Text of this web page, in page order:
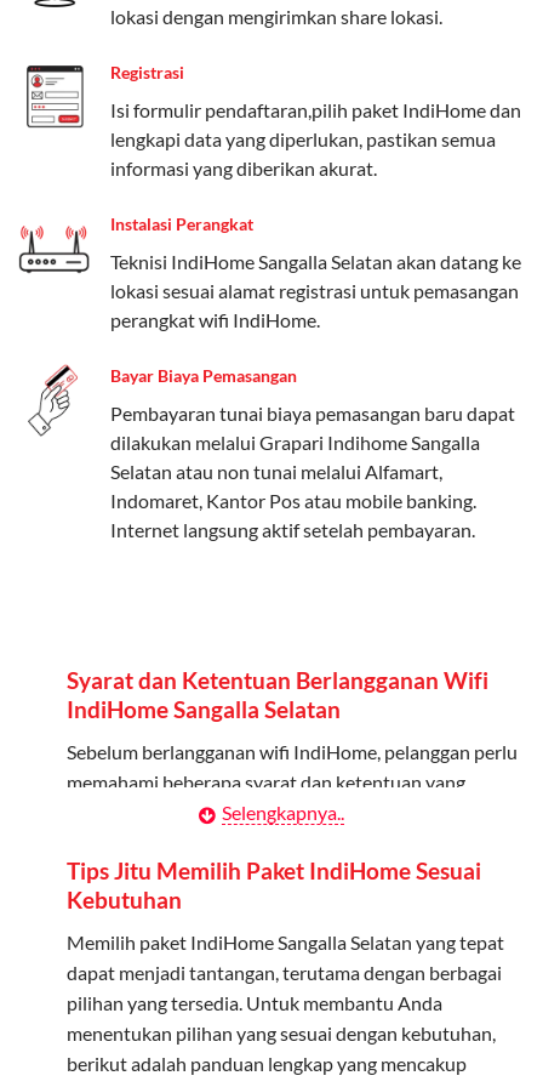
internet, komunikasi, atau hiburan.
Paket Easy cocok untuk kebutuhan dasar, Paket
Complete untuk yang menginginkan fitur lengkap,
dan Paket Dynamic IP untuk pengguna yang
memprioritaskan kecepatan internet tinggi.
Paket Telkomsel One dengan Kuota Keluarga
Salah satu fitur unggulan Telkomsel One adalah Paket
Kuota Keluarga. Dengan kuota hingga 30 GB, Anda
bisa membagikan internet kepada anggota keluarga
Berikut adalah detailnya:
Kuota Keluarga 30 GB
Kuota ini dapat digunakan secara bersama-sama oleh
Admin (pelanggan utama) dan anggota yang terdaftar.
Berlaku Nasional
untuk jaringan 2G, 3G, dan 4G.
Tidak Berlaku untuk Roaming
Kuota ini hanya bisa digunakan di dalam negeri.
Cara Menggunakan Kuota Keluarga
Daftarkan Anggota: Admin dapat mendaftarkan anggota
melalui aplikasi MyTelkomsel atau website Telkomsel One.
Bagikan Kuota: Setelah terdaftar, anggota bisa langsung
menggunakan kuota keluarga.
lokasi dengan mengirimkan share lokasi.
Registrasi
Isi formulir pendaftaran,pilih paket IndiHome dan
lengkapi data yang diperlukan, pastikan semua
informasi yang diberikan akurat.
Instalasi Perangkat
Teknisi IndiHome Sangalla Selatan akan datang ke
lokasi sesuai alamat registrasi untuk pemasangan
perangkat wifi IndiHome.
Bayar Biaya Pemasangan
Pembayaran tunai biaya pemasangan baru dapat
dilakukan melalui Grapari Indihome Sangalla
Selatan atau non tunai melalui Alfamart,
Indomaret, Kantor Pos atau mobile banking.
Internet langsung aktif setelah pembayaran.
Syarat dan Ketentuan Berlangganan Wifi
IndiHome Sangalla Selatan
Sebelum berlangganan wifi IndiHome, pelanggan perlu
memahami beberapa syarat dan ketentuan yang
Kontrak Berlangganan
Pelanggan harus menandatangani Kontrak
Berlangganan yang mencakup data pelanggan, jenis
layanan indihome Sangalla Selatan yang dipilih, serta
syarat dan ketentuan yang berlaku. Kontrak ini dapat
diubah atau ditambah sesuai kebutuhan.
Selengkapnya..
Tips Jitu Memilih Paket IndiHome Sesuai
Kebutuhan
Memilih paket IndiHome Sangalla Selatan yang tepat
dapat menjadi tantangan, terutama dengan berbagai
pilihan yang tersedia. Untuk membantu Anda
menentukan pilihan yang sesuai dengan kebutuhan,
berikut adalah panduan lengkap yang mencakup